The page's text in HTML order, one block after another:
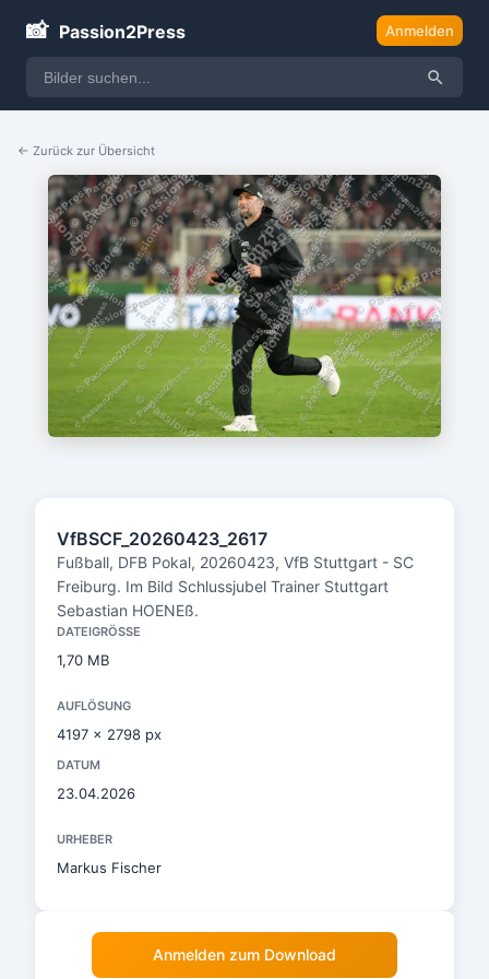
📸 Passion2Press Anmelden
← Zurück zur Übersicht
VfBSCF_20260423_2617
Fußball, DFB Pokal, 20260423, VfB Stuttgart - SC
Freiburg. Im Bild Schlussjubel Trainer Stuttgart
Sebastian HOENEß.
DATEIGRÖSSE
1,70 MB
AUFLÖSUNG
4197 x 2798 px
DATUM
23.04.2026
URHEBER
Markus Fischer
Anmelden zum Download